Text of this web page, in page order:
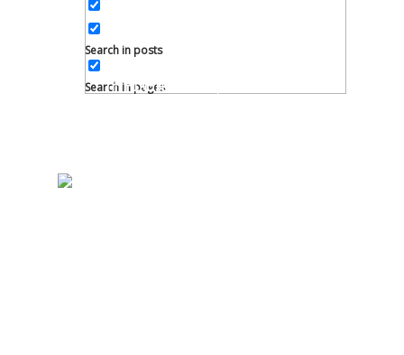
Search in posts
Search in pagesIHR GARTEN, UNSERE LEIDENSCHAFT.